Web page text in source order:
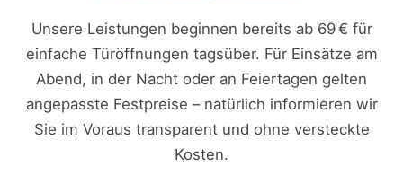
Unsere Leistungen beginnen bereits ab 69 € für
einfache Türöffnungen tagsüber. Für Einsätze am
Abend, in der Nacht oder an Feiertagen gelten
angepasste Festpreise – natürlich informieren wir
Sie im Voraus transparent und ohne versteckte
Kosten.